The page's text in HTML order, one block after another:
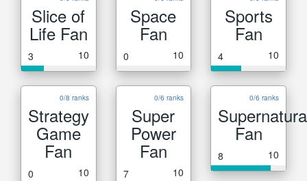
Slice of
Life Fan
3 10
Space
Fan
0 10
Sports
Fan
4 10
0/8 ranks
Strategy
Game
Fan
0 10
0/6 ranks
Super
Power
Fan
7 10
0/6 ranks
Fan
8 10